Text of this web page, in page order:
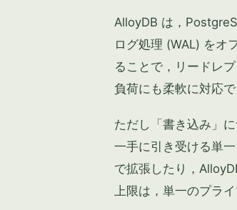
AlloyDB は，
ログ処理 (WAL) をオ
ることで，リードレ
負荷にも柔軟に対応で
ただし「書き込み」
一手に引き受ける単
で拡張したり，
上限は，単一のプラ